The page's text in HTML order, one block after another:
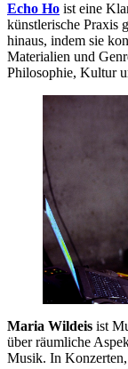
Echo Ho ist eine
künstlerische Praxis
hinaus, indem sie
Materialien und
Philosophie, Kultur
Maria Wildeis ist
über räumliche
Musik. In